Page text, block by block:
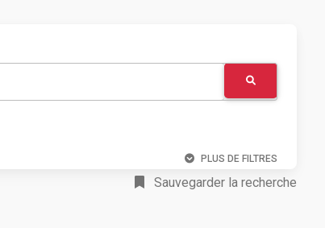
PLUS DE FILTRES
Sauvegarder la recherche